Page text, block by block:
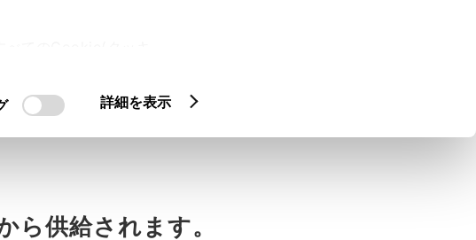
詳細を表示
ら供給されます。